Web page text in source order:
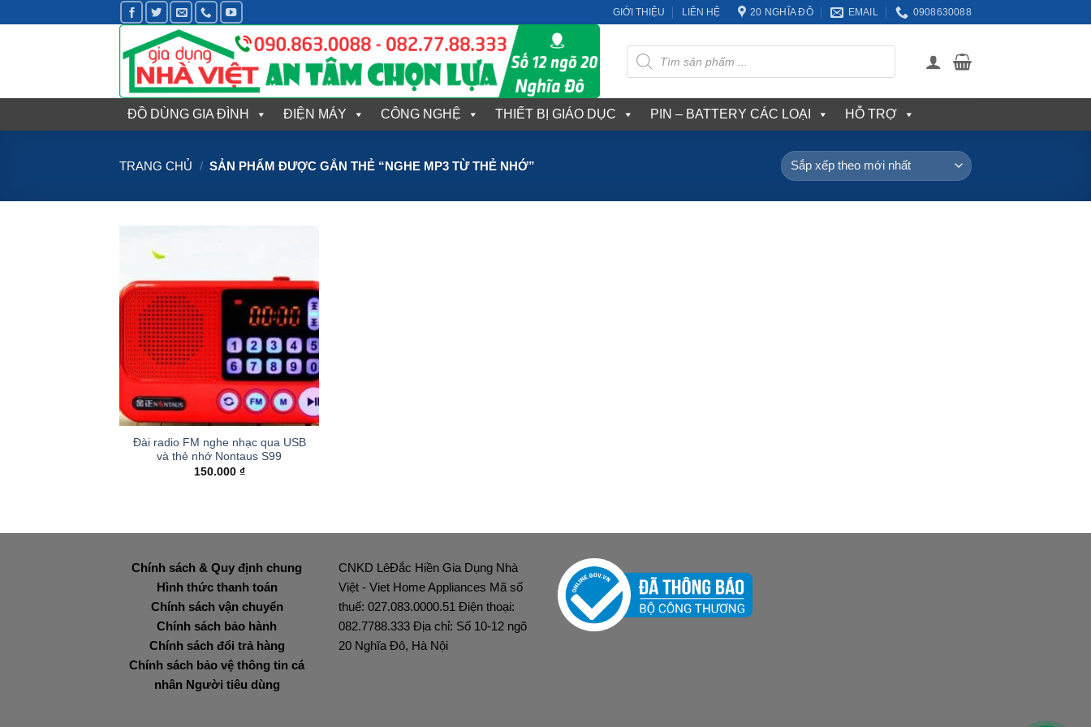
qua
GIỚI THIỆU LIÊN HỆ 20 NGHĨA ĐÔ EMAIL 0908630088
Tìm
kiếm
sản
phẩm
ĐỒ DÙNG GIA ĐÌNH ĐIỆN MÁY CÔNG NGHỆ THIẾT BỊ GIÁO DỤC PIN – BATTERY CÁC LOẠI HỖ TRỢ
TRANG CHỦ / SẢN PHẨM ĐƯỢC GẮN THẺ “NGHE MP3 TỪ THẺ NHỚ”
+
Đài radio FM nghe nhạc qua USB
và thẻ nhớ Nontaus S99
150.000 ₫
Chính sách & Quy định chung
Hình thức thanh toán
Chính sách vận chuyển
Chính sách bảo hành
Chính sách đổi trả hàng
Chính sách bảo vệ thông tin cá
nhân Người tiêu dùng
CNKD LêĐắc Hiền Gia Dụng Nhà
Việt - Viet Home Appliances Mã số
thuế: 027.083.0000.51 Điện thoại:
082.7788.333 Địa chỉ: Số 10-12 ngõ
20 Nghĩa Đô, Hà Nội